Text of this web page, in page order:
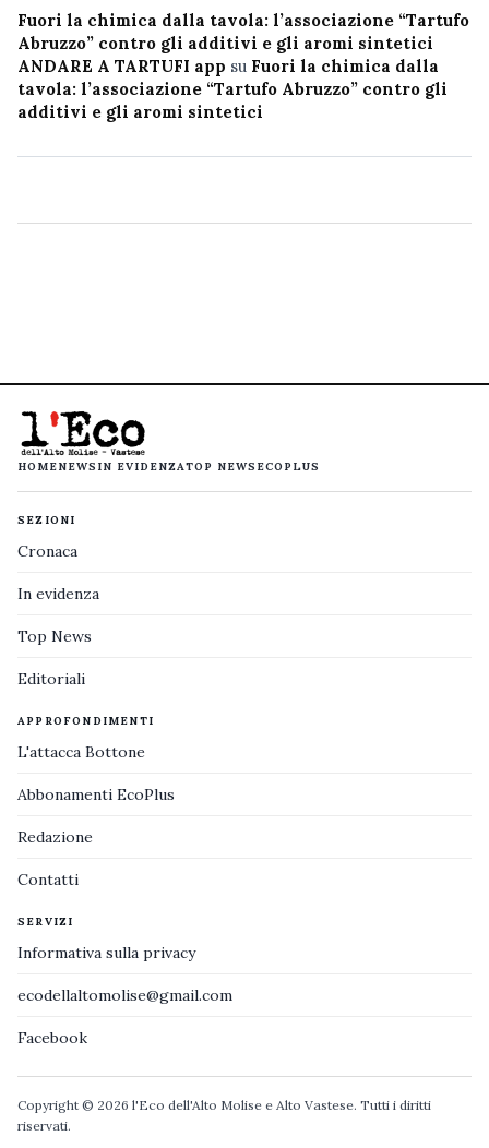
Fuori la chimica dalla tavola: l’associazione “Tartufo
Abruzzo” contro gli additivi e gli aromi sintetici
ANDARE A TARTUFI app su Fuori la chimica dalla
tavola: l’associazione “Tartufo Abruzzo” contro gli
additivi e gli aromi sintetici
HOMENEWS IN EVIDENZATOP NEWS ECOPLUS
SEZIONI
Cronaca
In evidenza
Top News
Editoriali
APPROFONDIMENTI
L'attacca Bottone
Abbonamenti EcoPlus
Redazione
Contatti
SERVIZI
Informativa sulla privacy
ecodellaltomolise@gmail.com
Facebook
Copyright © 2026 l'Eco dell'Alto Molise e Alto Vastese. Tutti i diritti
riservati.